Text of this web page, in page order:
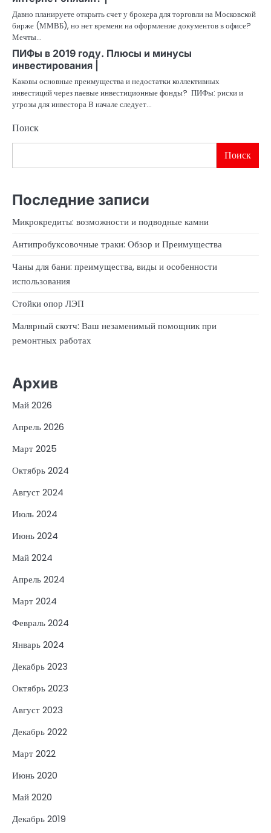
Давно планируете открыть счет у брокера для торговли на Московской
бирже (ММВБ), но нет времени на оформление документов в офисе?
Мечты…
ПИФы в 2019 году. Плюсы и минусы
инвестирования |
Каковы основные преимущества и недостатки коллективных
инвестиций через паевые инвестиционные фонды? ПИФы: риски и
угрозы для инвестора В начале следует…
Поиск
Поиск
Последние записи
Микрокредиты: возможности и подводные камни
Антипробуксовочные траки: Обзор и Преимущества
Чаны для бани: преимущества, виды и особенности
использования
Стойки опор ЛЭП
Малярный скотч: Ваш незаменимый помощник при
ремонтных работах
Архив
Май 2026
Апрель 2026
Март 2025
Октябрь 2024
Август 2024
Июль 2024
Июнь 2024
Май 2024
Апрель 2024
Март 2024
Февраль 2024
Январь 2024
Декабрь 2023
Октябрь 2023
Август 2023
Декабрь 2022
Март 2022
Июнь 2020
Май 2020
Декабрь 2019